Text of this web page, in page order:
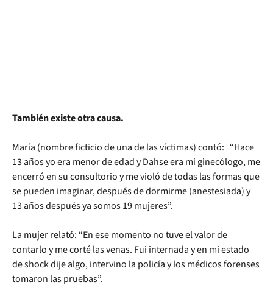
También existe otra causa.
María (nombre ficticio de una de las víctimas) contó: “Hace
13 años yo era menor de edad y Dahse era mi ginecólogo, me
encerró en su consultorio y me violó de todas las formas que
se pueden imaginar, después de dormirme (anestesiada) y
13 años después ya somos 19 mujeres”.
La mujer relató: “En ese momento no tuve el valor de
contarlo y me corté las venas. Fui internada y en mi estado
de shock dije algo, intervino la policía y los médicos forenses
tomaron las pruebas”.